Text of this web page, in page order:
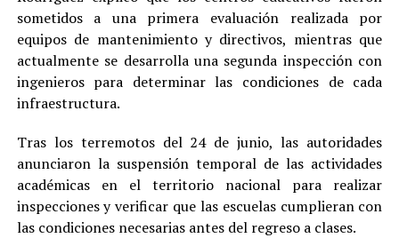
sometidos a una primera evaluación realizada por
equipos de mantenimiento y directivos, mientras que
actualmente se desarrolla una segunda inspección con
ingenieros para determinar las condiciones de cada
infraestructura.
Tras los terremotos del 24 de junio, las autoridades
anunciaron la suspensión temporal de las actividades
académicas en el territorio nacional para realizar
inspecciones y verificar que las escuelas cumplieran con
las condiciones necesarias antes del regreso a clases.